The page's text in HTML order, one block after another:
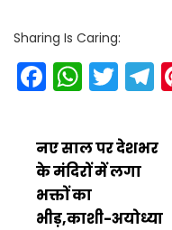
Sharing Is Caring:
नए साल पर देशभर
के मंदिरों में लगा
भक्तों का
भीड़,काशी-अयोध्या